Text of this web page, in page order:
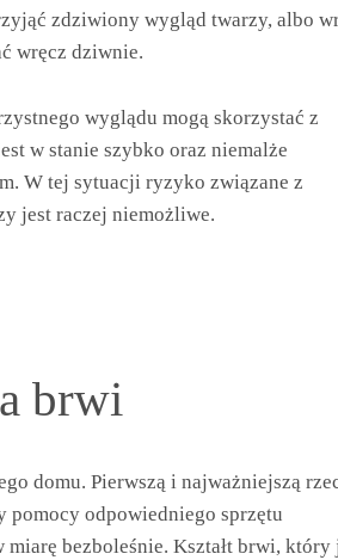
zdziwiony wygląd twarzy, albo
wręcz dziwnie.
wyglądu mogą skorzystać z
w stanie szybko oraz niemalże
W tej sytuacji ryzyko związane z
jest raczej niemożliwe.
brwi
domu. Pierwszą i najważniejszą
pomocy odpowiedniego sprzętu
bezboleśnie. Kształt brwi, który